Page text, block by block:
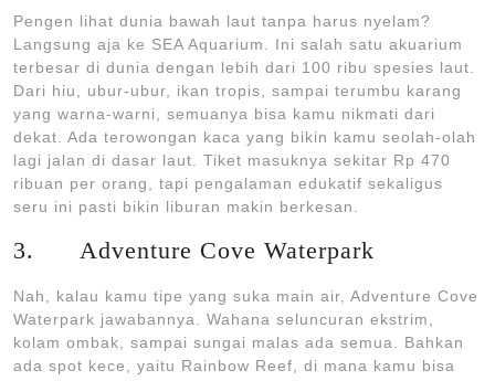
Pengen lihat dunia bawah laut tanpa harus nyelam?
Langsung aja ke SEA Aquarium. Ini salah satu akuarium
terbesar di dunia dengan lebih dari 100 ribu spesies laut.
Dari hiu, ubur-ubur, ikan tropis, sampai terumbu karang
yang warna-warni, semuanya bisa kamu nikmati dari
dekat. Ada terowongan kaca yang bikin kamu seolah-olah
lagi jalan di dasar laut. Tiket masuknya sekitar Rp 470
ribuan per orang, tapi pengalaman edukatif sekaligus
seru ini pasti bikin liburan makin berkesan.
3. Adventure Cove Waterpark
Nah, kalau kamu tipe yang suka main air, Adventure Cove
Waterpark jawabannya. Wahana seluncuran ekstrim,
kolam ombak, sampai sungai malas ada semua. Bahkan
ada spot kece, yaitu Rainbow Reef, di mana kamu bisa